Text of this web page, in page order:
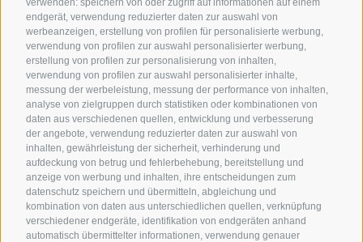
verwenden: speichern von oder zugriff auf informationen auf einem
endgerät, verwendung reduzierter daten zur auswahl von
werbeanzeigen, erstellung von profilen für personalisierte werbung,
verwendung von profilen zur auswahl personalisierter werbung,
erstellung von profilen zur personalisierung von inhalten,
verwendung von profilen zur auswahl personalisierter inhalte,
messung der werbeleistung, messung der performance von inhalten,
analyse von zielgruppen durch statistiken oder kombinationen von
daten aus verschiedenen quellen, entwicklung und verbesserung
der angebote, verwendung reduzierter daten zur auswahl von
inhalten, gewährleistung der sicherheit, verhinderung und
aufdeckung von betrug und fehlerbehebung, bereitstellung und
anzeige von werbung und inhalten, ihre entscheidungen zum
datenschutz speichern und übermitteln, abgleichung und
kombination von daten aus unterschiedlichen quellen, verknüpfung
verschiedener endgeräte, identifikation von endgeräten anhand
automatisch übermittelter informationen, verwendung genauer
Via del Laghetto, 140 – 45021
Badia Polesine (RO)
+39 0425 594457–info@filtecsrl.eu
Projekt vorlegen und Preisangebot anfragen
Unsere Lösungen entdecken
Mehr über unsere Dienstleistungen erfahren